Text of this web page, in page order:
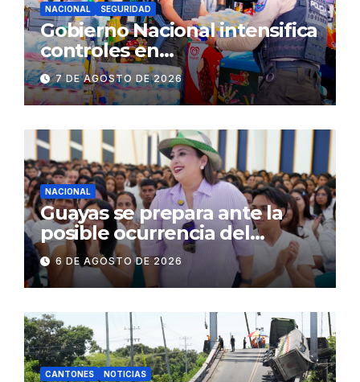
NACIONAL SEGURIDAD
Gobierno Nacional intensifica
controles en
establecimientos y espacios
públicos de Pichincha: 684
operativos en zonas
comerciales y de
concurrencia
7 DE AGOSTO DE 2026
NACIONAL
Guayas se prepara ante la
posible ocurrencia del
fenómeno de El Niño:
Gobierno Nacional capacita a
2.500 jóvenes
6 DE AGOSTO DE 2026
CANTONES NOTICIAS